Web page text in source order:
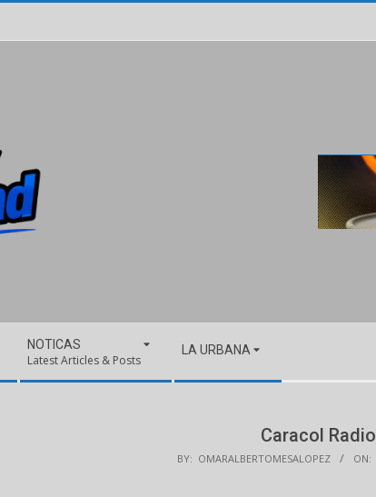
NOTICAS
Latest Articles & Posts
LA URBANA
Caracol Radio
BY: OMARALBERTOMESALOPEZ ON: